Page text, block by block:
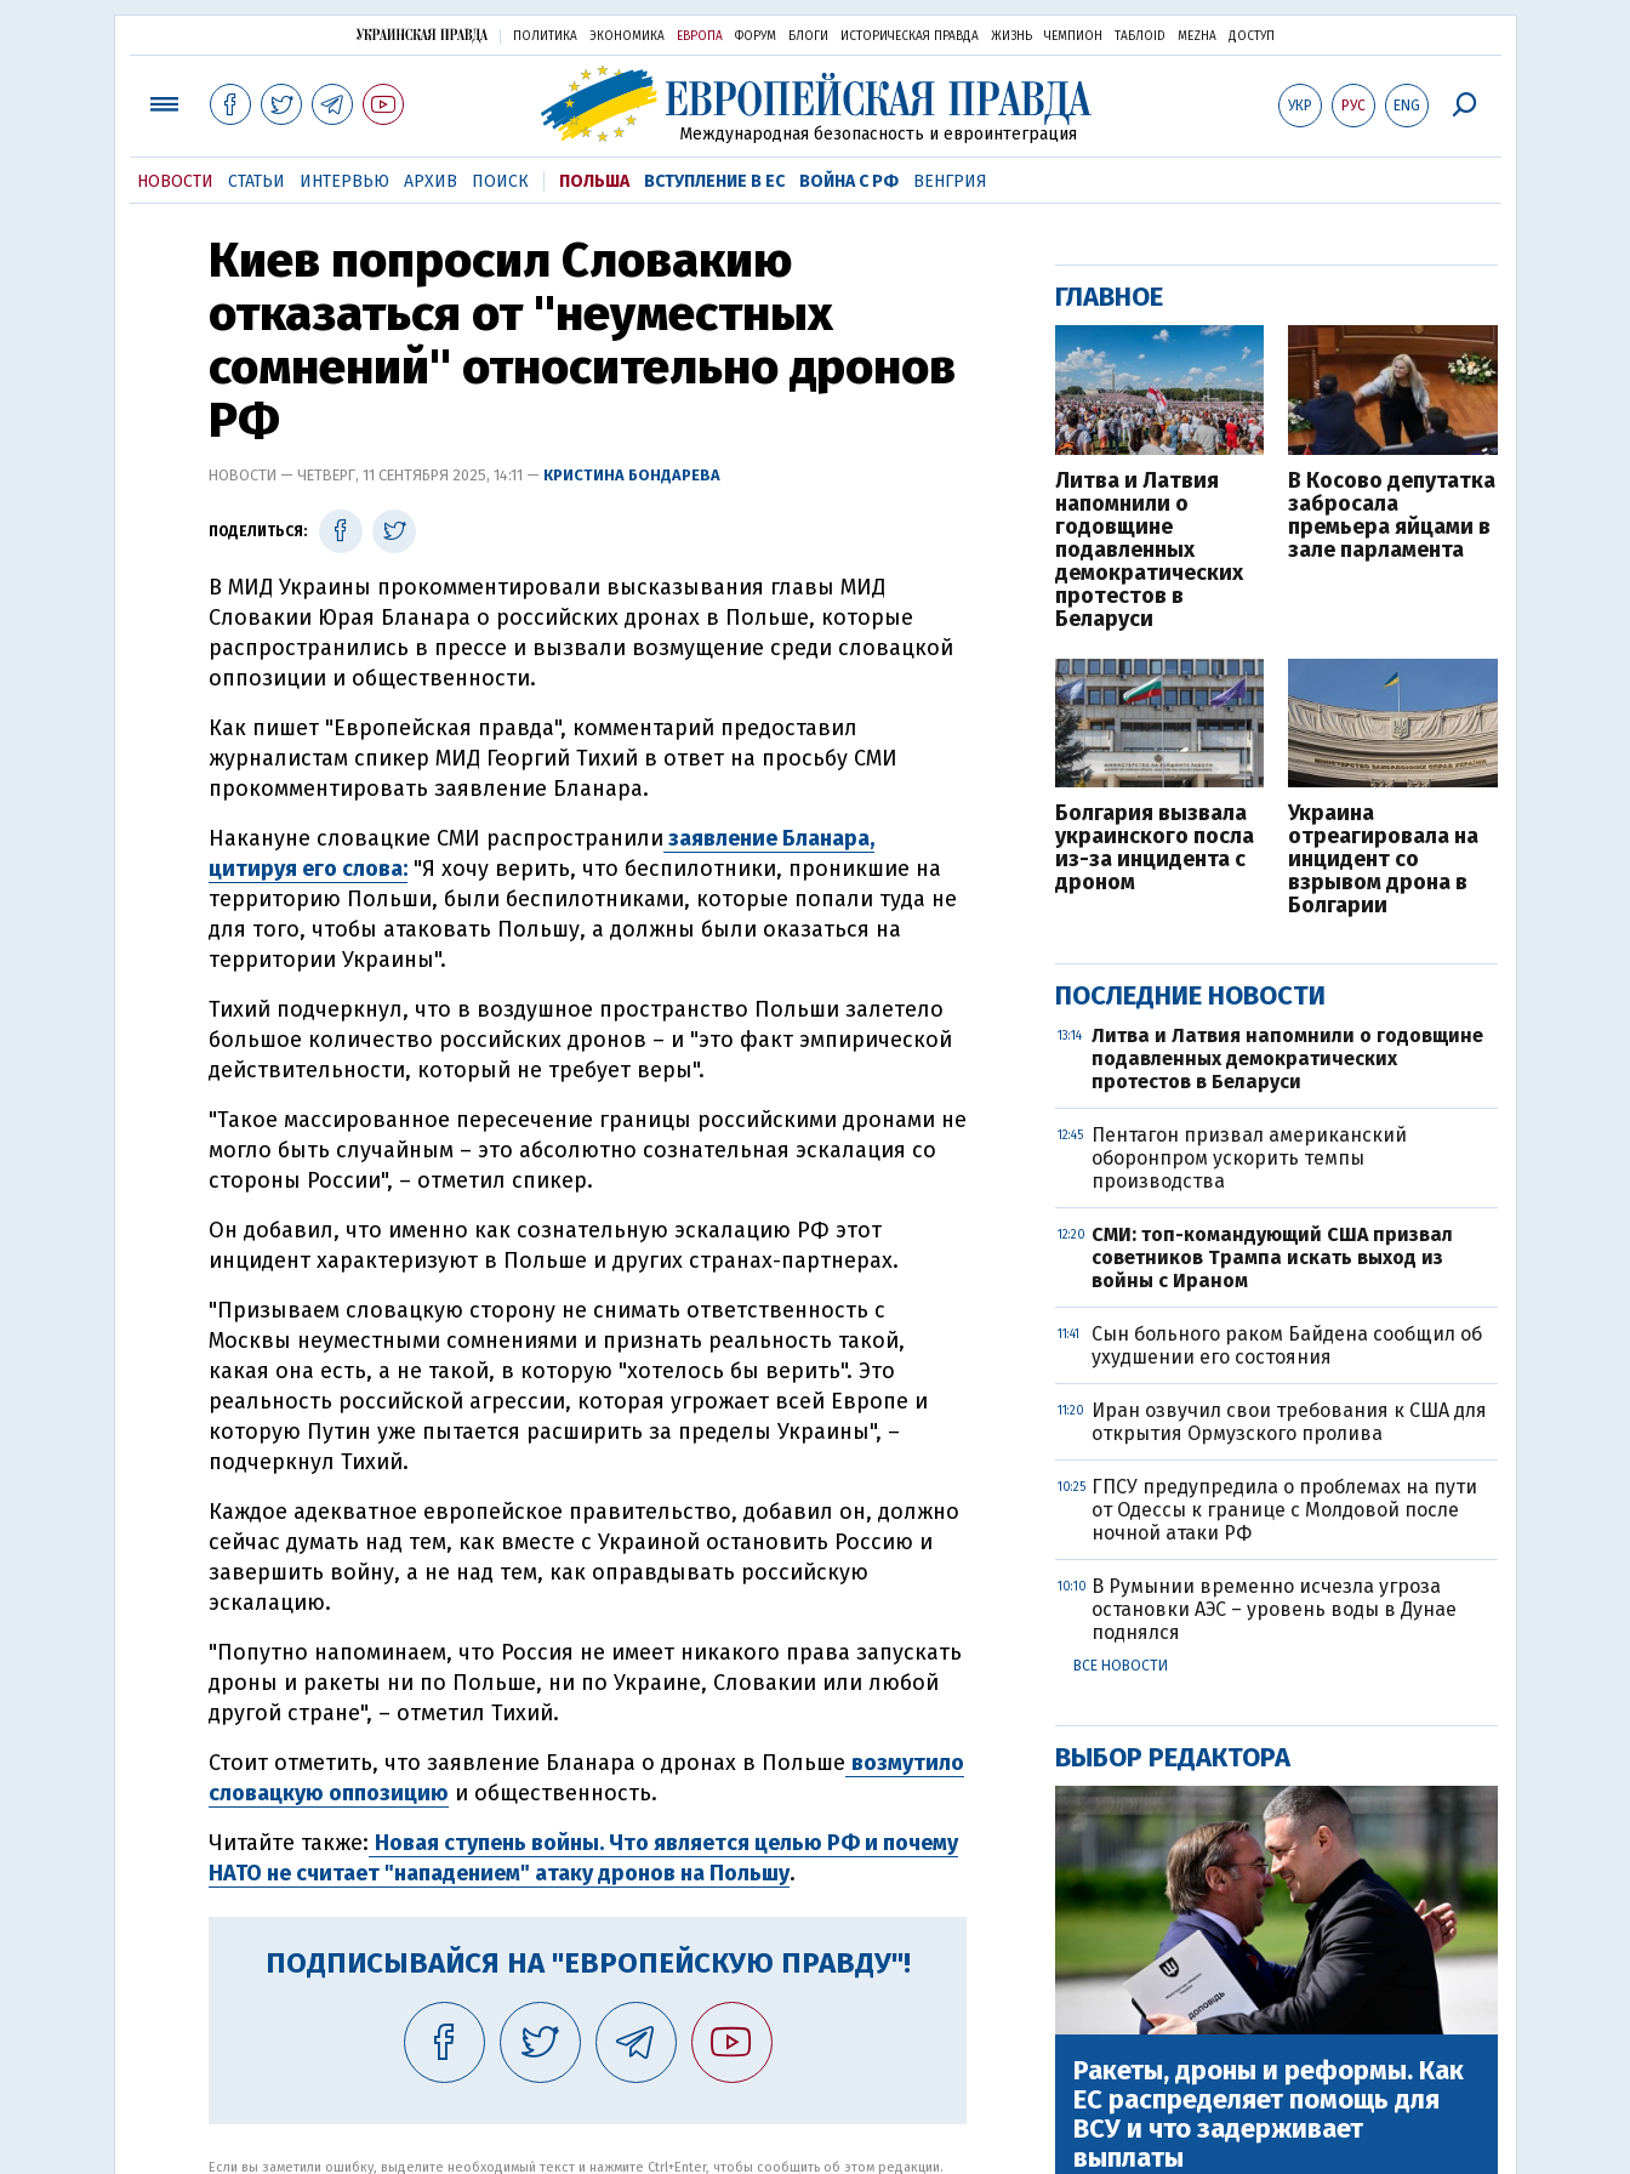
ПОЛИТИКА ЭКОНОМИКА ЕВРОПА ФОРУМ БЛОГИ ИСТОРИЧЕСКАЯ ПРАВДА ЖИЗНЬ ЧЕМПИОН ТАБЛОID MEZHA ДОСТУП
УКР РУС ENG
Международная безопасность и евроинтеграция
НОВОСТИ СТАТЬИ ИНТЕРВЬЮ АРХИВ ПОИСК ПОЛЬША ВСТУПЛЕНИЕ В ЕС ВОЙНА С РФ ВЕНГРИЯ
Киев попросил Словакию
отказаться от "неуместных
сомнений" относительно дронов
РФ
НОВОСТИ — ЧЕТВЕРГ, 11 СЕНТЯБРЯ 2025, 14:11 — КРИСТИНА БОНДАРЕВА
ПОДЕЛИТЬСЯ:
В МИД Украины прокомментировали высказывания главы МИД
Словакии Юрая Бланара о российских дронах в Польше, которые
распространились в прессе и вызвали возмущение среди словацкой
оппозиции и общественности.
Как пишет "Европейская правда", комментарий предоставил
журналистам спикер МИД Георгий Тихий в ответ на просьбу СМИ
прокомментировать заявление Бланара.
Накануне словацкие СМИ распространили заявление Бланара,
цитируя его слова: "Я хочу верить, что беспилотники, проникшие на
территорию Польши, были беспилотниками, которые попали туда не
для того, чтобы атаковать Польшу, а должны были оказаться на
территории Украины".
Тихий подчеркнул, что в воздушное пространство Польши залетело
большое количество российских дронов – и "это факт эмпирической
действительности, который не требует веры".
"Такое массированное пересечение границы российскими дронами не
могло быть случайным – это абсолютно сознательная эскалация со
стороны России", – отметил спикер.
Он добавил, что именно как сознательную эскалацию РФ этот
инцидент характеризуют в Польше и других странах-партнерах.
"Призываем словацкую сторону не снимать ответственность с
Москвы неуместными сомнениями и признать реальность такой,
какая она есть, а не такой, в которую "хотелось бы верить". Это
реальность российской агрессии, которая угрожает всей Европе и
которую Путин уже пытается расширить за пределы Украины", –
подчеркнул Тихий.
Каждое адекватное европейское правительство, добавил он, должно
сейчас думать над тем, как вместе с Украиной остановить Россию и
завершить войну, а не над тем, как оправдывать российскую
эскалацию.
"Попутно напоминаем, что Россия не имеет никакого права запускать
дроны и ракеты ни по Польше, ни по Украине, Словакии или любой
другой стране", – отметил Тихий.
Стоит отметить, что заявление Бланара о дронах в Польше возмутило
словацкую оппозицию и общественность.
Читайте также: Новая ступень войны. Что является целью РФ и почему
НАТО не считает "нападением" атаку дронов на Польшу.
ПОДПИСЫВАЙСЯ НА "ЕВРОПЕЙСКУЮ ПРАВДУ"!
Если вы заметили ошибку, выделите необходимый текст и нажмите Ctrl+Enter, чтобы сообщить об этом редакции.
ГЛАВНОЕ
Литва и Латвия
напомнили о
годовщине
подавленных
демократических
протестов в
Беларуси
В Косово депутатка
забросала
премьера яйцами в
зале парламента
Болгария вызвала
украинского посла
из-за инцидента с
дроном
Украина
отреагировала на
инцидент со
взрывом дрона в
Болгарии
ПОСЛЕДНИЕ НОВОСТИ
13:14
Литва и Латвия напомнили о годовщине
подавленных демократических
протестов в Беларуси
12:45
Пентагон призвал американский
оборонпром ускорить темпы
производства
12:20 СМИ: топ-командующий США призвал
советников Трампа искать выход из
войны с Ираном
11:41
Сын больного раком Байдена сообщил об
ухудшении его состояния
11:20
Иран озвучил свои требования к США для
открытия Ормузского пролива
10:25
ГПСУ предупредила о проблемах на пути
от Одессы к границе с Молдовой после
ночной атаки РФ
10:10
В Румынии временно исчезла угроза
остановки АЭС – уровень воды в Дунае
поднялся
ВСЕ НОВОСТИ
ВЫБОР РЕДАКТОРА
Ракеты, дроны и реформы. Как
ЕС распределяет помощь для
ВСУ и что задерживает
выплаты